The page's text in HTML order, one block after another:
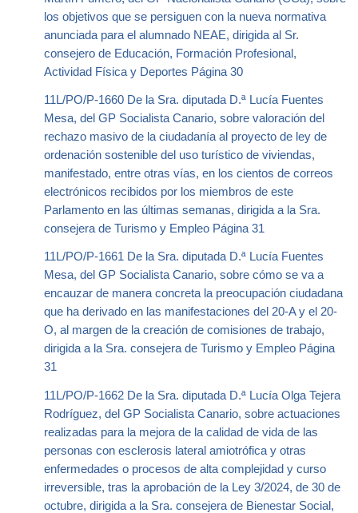
los objetivos que se persiguen con la nueva normativa
anunciada para el alumnado NEAE, dirigida al Sr.
consejero de Educación, Formación Profesional,
Actividad Física y Deportes Página 30
11L/PO/P-1660 De la Sra. diputada D.ª Lucía Fuentes
Mesa, del GP Socialista Canario, sobre valoración del
rechazo masivo de la ciudadanía al proyecto de ley de
ordenación sostenible del uso turístico de viviendas,
manifestado, entre otras vías, en los cientos de correos
electrónicos recibidos por los miembros de este
Parlamento en las últimas semanas, dirigida a la Sra.
consejera de Turismo y Empleo Página 31
11L/PO/P-1661 De la Sra. diputada D.ª Lucía Fuentes
Mesa, del GP Socialista Canario, sobre cómo se va a
encauzar de manera concreta la preocupación ciudadana
que ha derivado en las manifestaciones del 20-A y el 20-
O, al margen de la creación de comisiones de trabajo,
dirigida a la Sra. consejera de Turismo y Empleo Página
31
11L/PO/P-1662 De la Sra. diputada D.ª Lucía Olga Tejera
Rodríguez, del GP Socialista Canario, sobre actuaciones
realizadas para la mejora de la calidad de vida de las
personas con esclerosis lateral amiotrófica y otras
enfermedades o procesos de alta complejidad y curso
irreversible, tras la aprobación de la Ley 3/2024, de 30 de
octubre, dirigida a la Sra. consejera de Bienestar Social,